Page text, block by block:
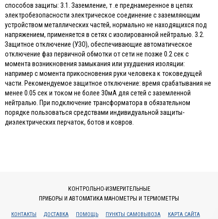
способов защиты: 3.1. Заземление, т .е преднамеренное в цепях
электробезопасности электрическое соединение с заземляющим
устройством металлических частей, нормально не находящихся под
напряжением, применяется в сетях с изолированной нейтралью. 3.2.
Защитное отключение (УЗО), обеспечивающие автоматическое
отключение фаз первичной обмотки от сети не позже 0.2 сек с
момента возникновения замыкания или ухудшения изоляции:
например с момента прикосновения руки человека к токоведущей
части. Рекомендуемое защитное отключение: время срабатывания не
менее 0.05 сек и током не более 30мА для сетей с заземленной
нейтралью. При подключение трансформатора в обязательном
порядке пользоваться средствами индивидуальной защиты-
диэлектрических перчаток, ботов и ковров.
КОНТРОЛЬНО-ИЗМЕРИТЕЛЬНЫЕ
ПРИБОРЫ И АВТОМАТИКА МАНОМЕТРЫ И ТЕРМОМЕТРЫ
КОНТАКТЫ ДОСТАВКА ПОМОЩЬ ПУНКТЫ САМОВЫВОЗА КАРТА САЙТА